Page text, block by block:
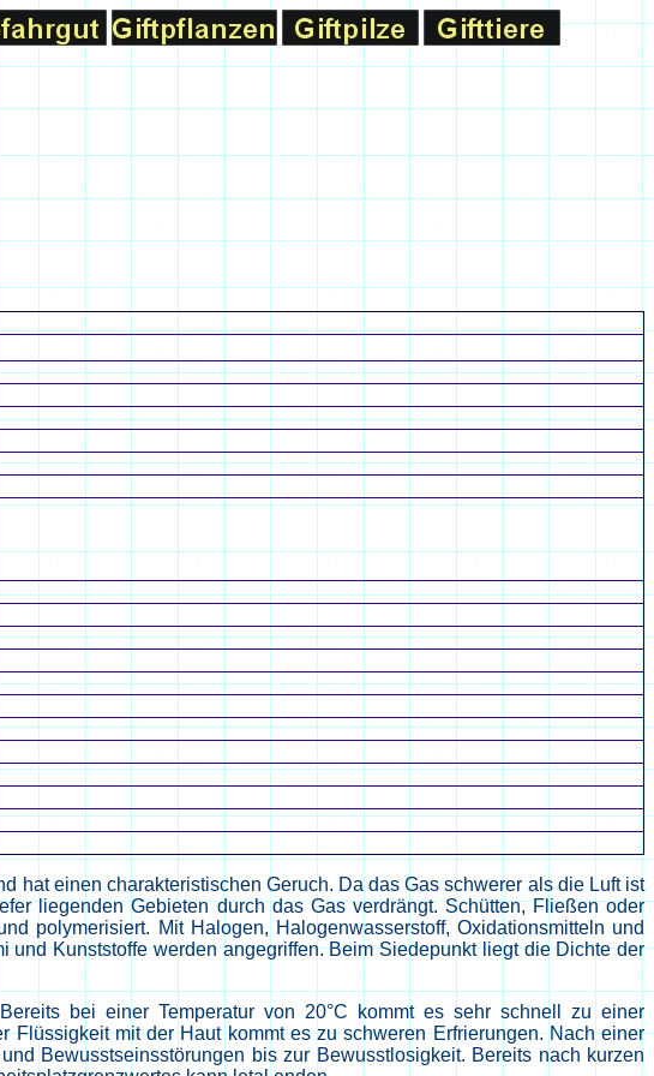
hat einen charakteristischen Geruch. Da das Gas schwerer als die Luft ist
liegenden Gebieten durch das Gas verdrängt. Schütten, Fließen oder
polymerisiert. Mit Halogen, Halogenwasserstoff, Oxidationsmitteln und
Kunststoffe werden angegriffen. Beim Siedepunkt liegt die Dichte der
bei einer Temperatur von 20°C kommt es sehr schnell zu einer
mit der Haut kommt es zu schweren Erfrierungen. Nach einer
Bewusstseinsstörungen bis zur Bewusstlosigkeit. Bereits nach kurzen